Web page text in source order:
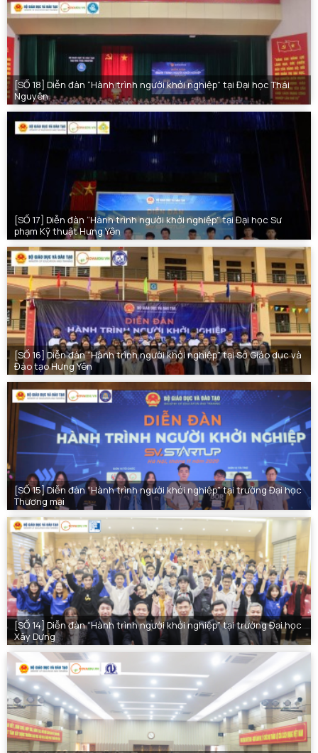
[SỐ 18] Diễn đàn “Hành trình người khởi nghiệp” tại Đại học Thái
Nguyên
[SỐ 17] Diễn đàn “Hành trình người khởi nghiệp” tại Đại học Sư
phạm Kỹ thuật Hưng Yên
[SỐ 16] Diễn đàn “Hành trình người khởi nghiệp” tại Sở Giáo dục và
Đào tạo Hưng Yên
[SỐ 15] Diễn đàn “Hành trình người khởi nghiệp” tại trường Đại học
Thương mại
[SỐ 14] Diễn đàn “Hành trình người khởi nghiệp” tại trường Đại học
Xây Dựng